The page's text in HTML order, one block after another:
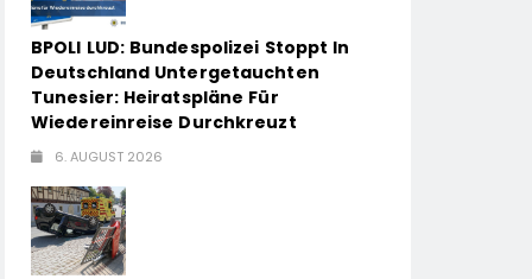
BPOLI LUD: Bundespolizei Stoppt In
Deutschland Untergetauchten
Tunesier: Heiratspläne Für
Wiedereinreise Durchkreuzt
6. AUGUST 2026